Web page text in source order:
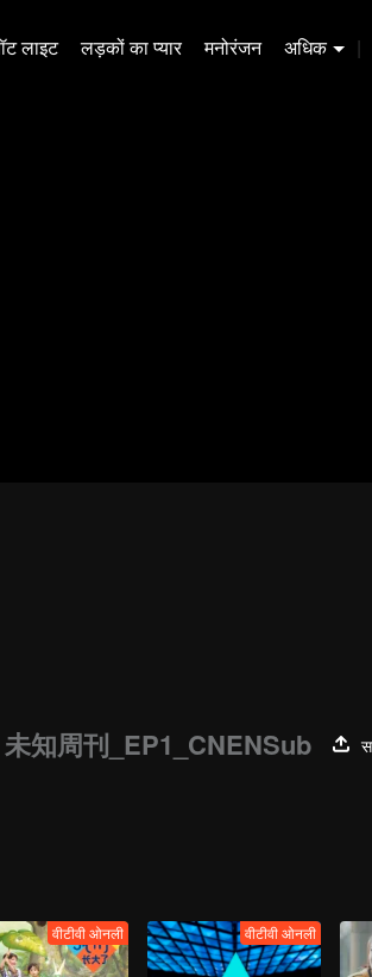
लाइट लड़कों का प्यार मनोरंजन अधिक |
未知周刊_EP1_CNENSub
वीटीवी ओनली वीटीवी ओनली